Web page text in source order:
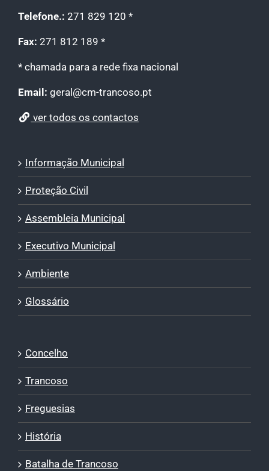
Telefone.: 271 829 120 *
Fax: 271 812 189 *
* chamada para a rede fixa nacional
Email: geral@cm-trancoso.pt
ver todos os contactos
Informação Municipal
Proteção Civil
Assembleia Municipal
Executivo Municipal
Ambiente
Glossário
Concelho
Trancoso
Freguesias
História
Batalha de Trancoso